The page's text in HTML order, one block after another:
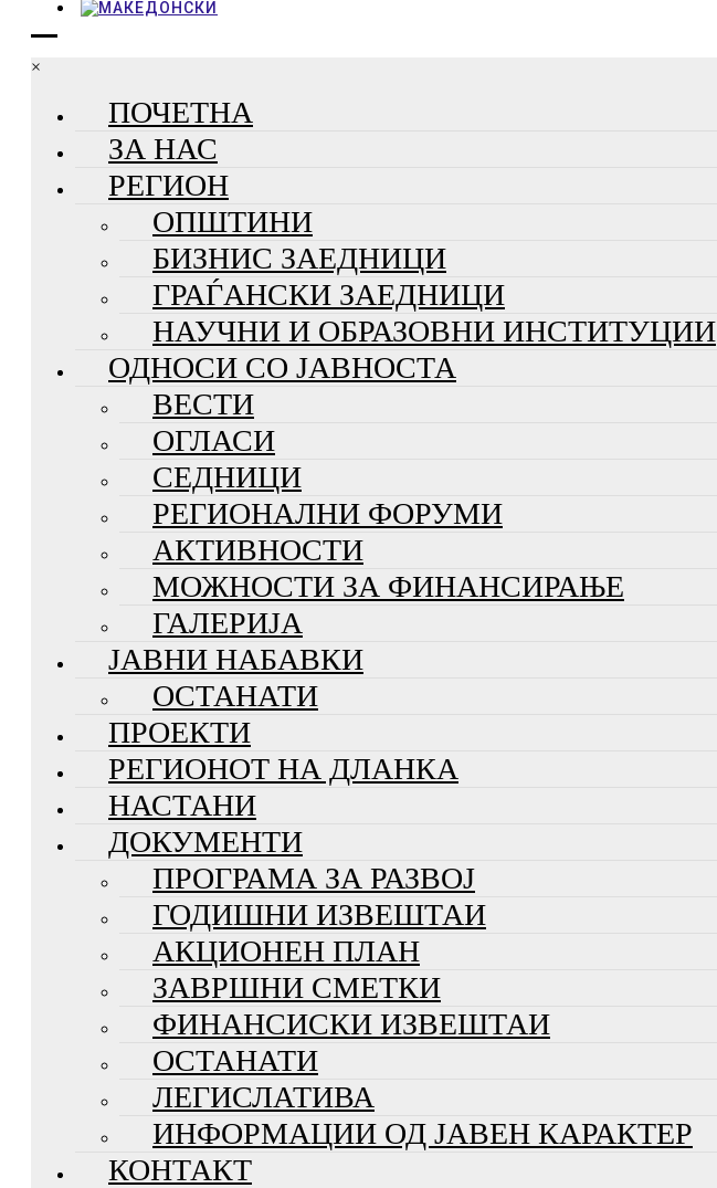
×
ПОЧЕТНА
ЗА НАС
РЕГИОН
ОПШТИНИ
БИЗНИС ЗАЕДНИЦИ
ГРАЃАНСКИ ЗАЕДНИЦИ
НАУЧНИ И ОБРАЗОВНИ ИНСТИТУЦИИ
ОДНОСИ СО ЈАВНОСТА
ВЕСТИ
ОГЛАСИ
СЕДНИЦИ
РЕГИОНАЛНИ ФОРУМИ
АКТИВНОСТИ
МОЖНОСТИ ЗА ФИНАНСИРАЊЕ
ГАЛЕРИЈА
ЈАВНИ НАБАВКИ
ОСТАНАТИ
ПРОЕКТИ
РЕГИОНОТ НА ДЛАНКА
НАСТАНИ
ДОКУМЕНТИ
ПРОГРАМА ЗА РАЗВОЈ
ГОДИШНИ ИЗВЕШТАИ
АКЦИОНЕН ПЛАН
ЗАВРШНИ СМЕТКИ
ФИНАНСИСКИ ИЗВЕШТАИ
ОСТАНАТИ
ЛЕГИСЛАТИВА
ИНФОРМАЦИИ ОД ЈАВЕН КАРАКТЕР
КОНТАКТ